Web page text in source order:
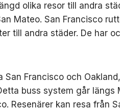
olika resor till andra
Mateo. San Francisco
till andra städer. De har
San Francisco och
buss system går längs
Resenärer kan resa från